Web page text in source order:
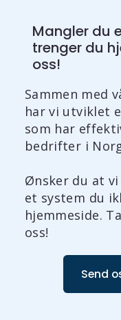
Mangler du
trenger du
oss!
Sammen med
har vi utviklet
som har
bedrifter i
Ønsker du at
et system du
hjemmeside.
oss!
Send